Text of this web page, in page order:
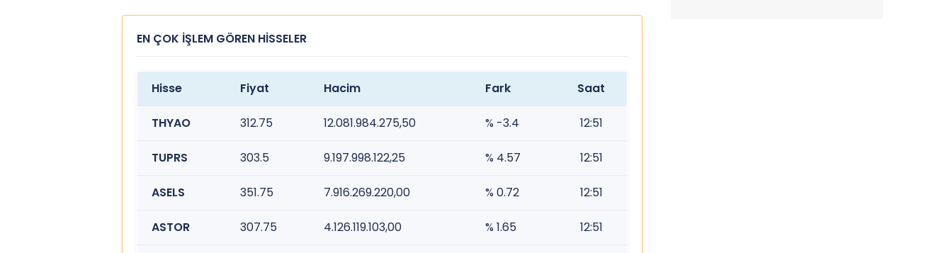
EN ÇOK İŞLEM GÖREN HİSSELER
Hisse Fiyat Hacim Fark Saat
THYAO 312.75 12.081.984.275,50 % -3.4 12:51
TUPRS 303.5 9.197.998.122,25 % 4.57 12:51
ASELS 351.75 7.916.269.220,00 % 0.72 12:51
ASTOR 307.75 4.126.119.103,00 % 1.65 12:51